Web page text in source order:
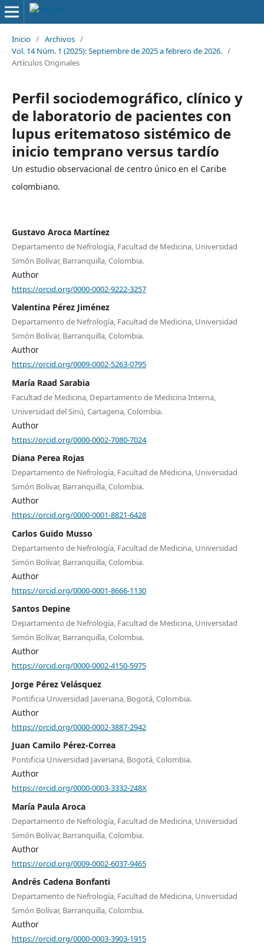
Inicio / Archivos /
Vol. 14 Núm. 1 (2025): Septiembre de 2025 a febrero de 2026. /
Artículos Originales
Perfil sociodemográfico, clínico y
de laboratorio de pacientes con
lupus eritematoso sistémico de
inicio temprano versus tardío
Un estudio observacional de centro único en el Caribe
colombiano.
Gustavo Aroca Martínez
Departamento de Nefrología, Facultad de Medicina, Universidad
Simón Bolívar, Barranquilla, Colombia.
Author
https://orcid.org/0000-0002-9222-3257
Valentina Pérez Jiménez
Departamento de Nefrología, Facultad de Medicina, Universidad
Simón Bolívar, Barranquilla, Colombia.
Author
https://orcid.org/0009-0002-5263-0795
María Raad Sarabia
Facultad de Medicina, Departamento de Medicina Interna,
Universidad del Sinú, Cartagena, Colombia.
Author
https://orcid.org/0000-0002-7080-7024
Diana Perea Rojas
Departamento de Nefrología, Facultad de Medicina, Universidad
Simón Bolívar, Barranquilla, Colombia.
Author
https://orcid.org/0000-0001-8821-6428
Carlos Guido Musso
Departamento de Nefrología, Facultad de Medicina, Universidad
Simón Bolívar, Barranquilla, Colombia.
Author
https://orcid.org/0000-0001-8666-1130
Santos Depine
Departamento de Nefrología, Facultad de Medicina, Universidad
Simón Bolívar, Barranquilla, Colombia.
Author
https://orcid.org/0000-0002-4150-5975
Jorge Pérez Velásquez
Pontificia Universidad Javeriana, Bogotá, Colombia.
Author
https://orcid.org/0000-0002-3887-2942
Juan Camilo Pérez-Correa
Pontificia Universidad Javeriana, Bogotá, Colombia.
Author
https://orcid.org/0000-0003-3332-248X
María Paula Aroca
Departamento de Nefrología, Facultad de Medicina, Universidad
Simón Bolívar, Barranquilla, Colombia.
Author
https://orcid.org/0009-0002-6037-9465
Andrés Cadena Bonfanti
Departamento de Nefrología, Facultad de Medicina, Universidad
Simón Bolívar, Barranquilla, Colombia.
Author
https://orcid.org/0000-0003-3903-1915